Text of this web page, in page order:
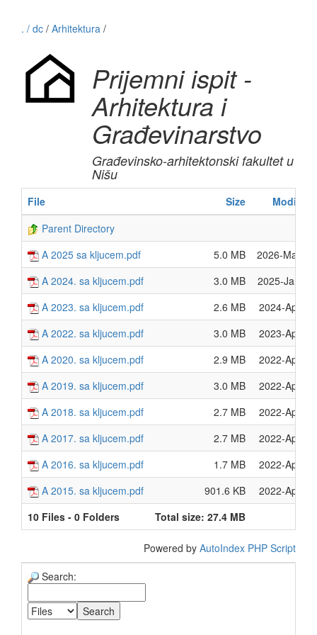
. / dc / Arhitektura /
Prijemni ispit -
Arhitektura i
Građevinarstvo
Građevinsko-arhitektonski fakultet u
Nišu
File Size
Modified
Parent Directory
A 2025 sa kljucem.pdf
5.0 MB
2026-Mar-18
A 2024. sa kljucem.pdf
3.0 MB
2025-Jan-28
A 2023. sa kljucem.pdf
2.6 MB
2024-Apr-08
A 2022. sa kljucem.pdf
3.0 MB
2023-Apr-19
A 2020. sa kljucem.pdf
2.9 MB
2022-Apr-19
A 2019. sa kljucem.pdf
3.0 MB
2022-Apr-19
A 2018. sa kljucem.pdf
2.7 MB
2022-Apr-19
A 2017. sa kljucem.pdf
2.7 MB
2022-Apr-19
A 2016. sa kljucem.pdf
1.7 MB
2022-Apr-19
A 2015. sa kljucem.pdf
901.6 KB
2022-Apr-19
10 Files - 0 Folders
Total size: 27.4 MB
Powered by AutoIndex PHP Script
Search: